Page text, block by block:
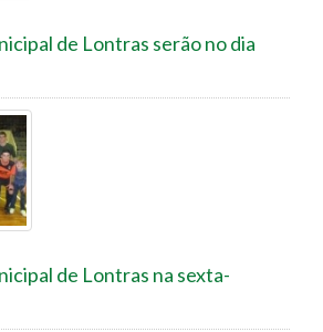
de Lontras serão no dia
de Lontras na sexta-